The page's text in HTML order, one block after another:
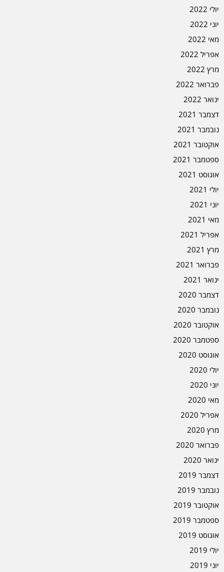
יולי 2022
יוני 2022
מאי 2022
אפריל 2022
מרץ 2022
פברואר 2022
ינואר 2022
דצמבר 2021
נובמבר 2021
אוקטובר 2021
ספטמבר 2021
אוגוסט 2021
יולי 2021
יוני 2021
מאי 2021
אפריל 2021
מרץ 2021
פברואר 2021
ינואר 2021
דצמבר 2020
נובמבר 2020
אוקטובר 2020
ספטמבר 2020
אוגוסט 2020
יולי 2020
יוני 2020
מאי 2020
אפריל 2020
מרץ 2020
פברואר 2020
ינואר 2020
דצמבר 2019
נובמבר 2019
אוקטובר 2019
ספטמבר 2019
אוגוסט 2019
יולי 2019
יוני 2019